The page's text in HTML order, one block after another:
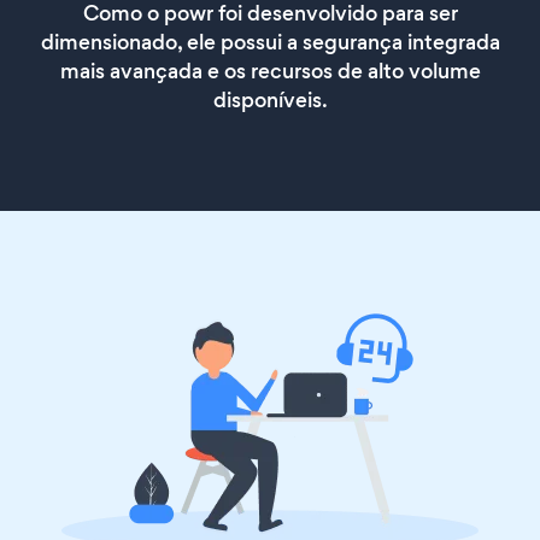
Como o powr foi desenvolvido para ser
dimensionado, ele possui a segurança integrada
mais avançada e os recursos de alto volume
disponíveis.